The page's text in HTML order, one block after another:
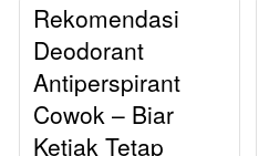
Rekomendasi
Deodorant
Antiperspirant
Cowok – Biar
Ketiak Tetap